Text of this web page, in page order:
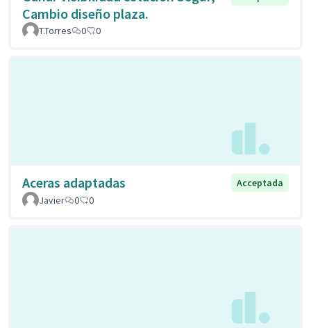
Cambio diseño plaza.
T.Torres 0 0
Aceras adaptadas
Acceptada
Javier
0 0